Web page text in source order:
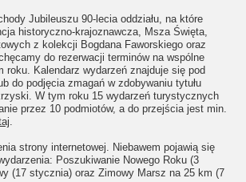
Jubileuszu 90-lecia oddziału, na które
historyczno-krajoznawcza, Msza Święta,
z kolekcji Bogdana Faworskiego oraz
do rezerwacji terminów na wspólne
roku. Kalendarz wydarzeń znajduje się pod
do podjęcia zmagań w zdobywaniu tytułu
W tym roku 15 wydarzeń turystycznych
przez 10 podmiotów, a do przejścia jest min.
strony internetowej. Niebawem pojawią się
Poszukiwanie Nowego Roku (3
(17 stycznia) oraz Zimowy Marsz na 25 km (7